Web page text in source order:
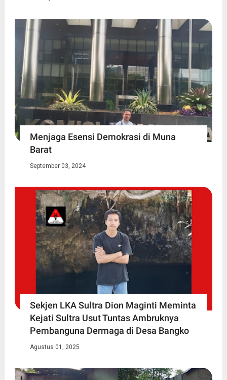
Menjaga Esensi Demokrasi di Muna
Barat
September 03, 2024
Sekjen LKA Sultra Dion Maginti Meminta
Kejati Sultra Usut Tuntas Ambruknya
Pembanguna Dermaga di Desa Bangko
Agustus 01, 2025